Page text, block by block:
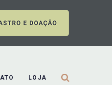
LOJA